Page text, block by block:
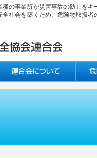
の事業所が災害事故の防止を
社会を築くため、危険物取扱